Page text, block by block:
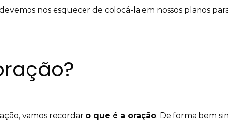
nos esquecer de colocá-la em nossos planos
vamos recordar o que é a oração. De forma bem